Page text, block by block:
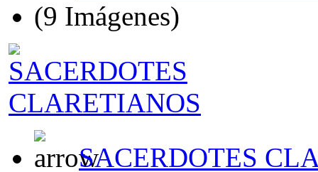
(9 Imágenes)
SACERDOTES